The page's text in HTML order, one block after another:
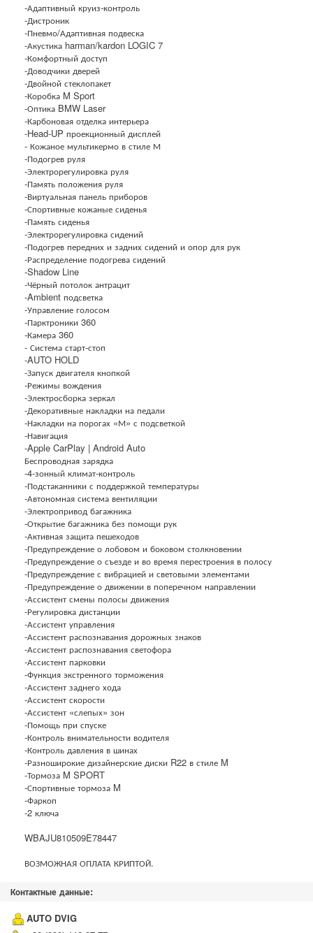
-Адаптивный круиз-контроль
-Дистроник
-Пневмо/Адаптивная подвеска
-Акустика harman/kardon LOGIC 7
-Комфортный доступ
-Доводчики дверей
-Двойной стеклопакет
-Коробка M Sport
-Оптика BMW Laser
-Карбоновая отделка интерьера
-Head-UP проекционный дисплей
- Кожаное мультикермо в стиле М
-Подогрев руля
-Электрорегулировка руля
-Память положения руля
-Виртуальная панель приборов
-Спортивные кожаные сиденья
-Память сиденья
-Электрорегулировка сидений
-Подогрев передних и задних сидений и опор для рук
-Распределение подогрева сидений
-Shadow Line
-Чёрный потолок антрацит
-Ambient подсветка
-Управление голосом
-Парктроники 360
-Камера 360
- Система старт-стоп
-AUTO HOLD
-Запуск двигателя кнопкой
-Режимы вождения
-Электросборка зеркал
-Декоративные накладки на педали
-Накладки на порогах «М» с подсветкой
-Навигация
-Apple CarPlay | Android Auto
Беспроводная зарядка
-4-зонный климат-контроль
-Подстаканники с поддержкой температуры
-Автономная система вентиляции
-Электропривод багажника
-Открытие багажника без помощи рук
-Активная защита пешеходов
-Предупреждение о лобовом и боковом столкновении
-Предупреждение о съезде и во время перестроения в полосу
-Предупреждение с вибрацией и световыми элементами
-Предупреждение о движении в поперечном направлении
-Ассистент смены полосы движения
-Регулировка дистанции
-Ассистент управления
-Ассистент распознавания дорожных знаков
-Ассистент распознавания светофора
-Ассистент парковки
-Функция экстренного торможения
-Ассистент заднего хода
-Ассистент скорости
-Ассистент «слепых» зон
-Помощь при спуске
-Контроль внимательности водителя
-Контроль давления в шинах
-Разноширокие дизайнерские диски R22 в стиле M
-Тормоза M SPORT
-Спортивные тормоза M
-Фаркоп
-2 ключа
WBAJU810509E78447
ВОЗМОЖНАЯ ОПЛАТА КРИПТОЙ.
Контактные данные:
AUTO DVIG